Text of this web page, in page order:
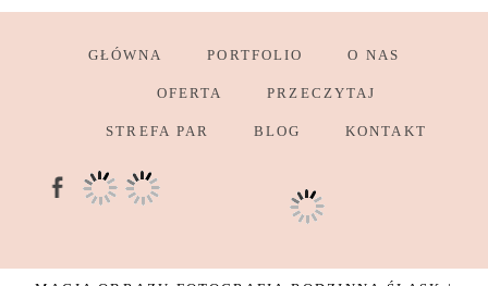
GŁÓWNA PORTFOLIO O NAS
OFERTA PRZECZYTAJ
STREFA PAR BLOG KONTAKT